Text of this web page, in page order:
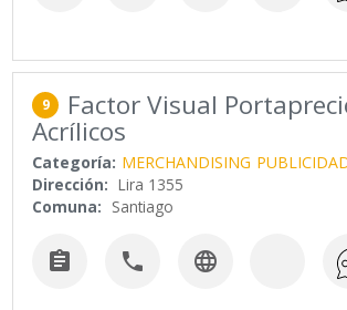
9 Factor Visual
Acrílicos
Categoría: MERCHANDISING
Dirección: Lira 1355
Comuna: Santiago
  